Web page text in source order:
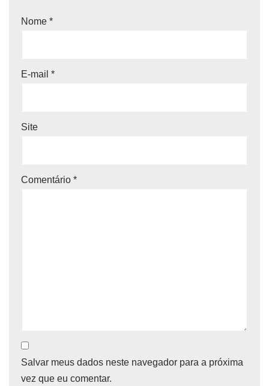
Nome *
E-mail *
Site
Comentário *
Salvar meus dados neste navegador para a próxima
vez que eu comentar.